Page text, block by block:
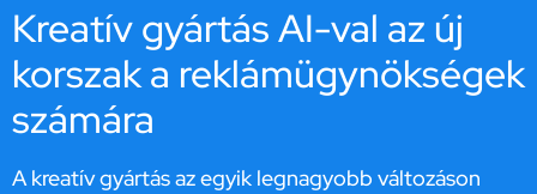
Kreatív gyártás AI-val az új
korszak a reklámügynökségek
számára
A kreatív gyártás az egyik legnagyobb változáson